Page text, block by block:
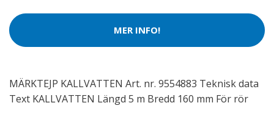
MER INFO!
MÄRKTEJP KALLVATTEN Art. nr. 9554883 Teknisk data
Text KALLVATTEN Längd 5 m Bredd 160 mm För rör